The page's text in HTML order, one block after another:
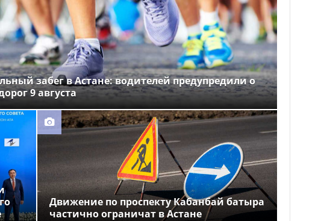
забег в Астане: водителей предупредили о
9 августа
Движение по проспекту Кабанбай батыра
частично ограничат в Астане